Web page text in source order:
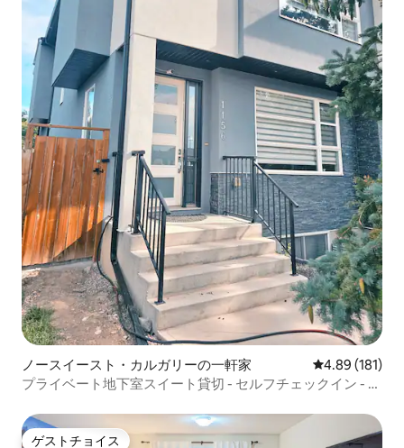
ノースイースト・カルガリーの一軒家 レビュー181
4.89 (181)
プライベート地下室スイート貸切 - セルフチェックイン - 独
ゲストチョイス